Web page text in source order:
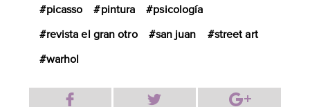
picasso
pintura
psicología
revista el gran otro
san juan
street art
warhol